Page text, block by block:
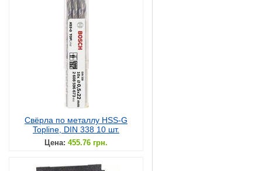
Свёрла по металлу HSS-G
Topline, DIN 338 10 шт.
Цена: 455.76 грн.